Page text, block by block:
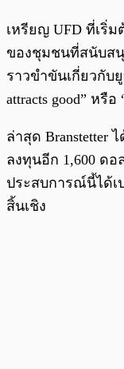
เหรียญ UFD ที่เริ่
ของชุมชนที่สนับสนุ
ราวขำขันเกี่ยวกับ
attracts good” หรื
ล่าสุด Branstetter
ลงทุนอีก 1,600 ด
ประสบการณ์นี้ได้เ
สิ้นเชิง